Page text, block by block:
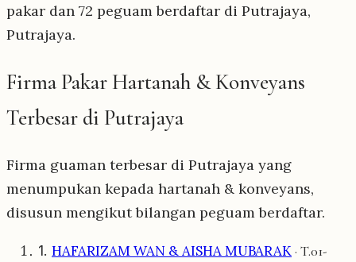
pakar dan 72 peguam berdaftar di Putrajaya,
Putrajaya.
Firma Pakar Hartanah & Konveyans
Terbesar di Putrajaya
Firma guaman terbesar di Putrajaya yang
menumpukan kepada hartanah & konveyans,
disusun mengikut bilangan peguam berdaftar.
1. HAFARIZAM WAN & AISHA MUBARAK· T.01-